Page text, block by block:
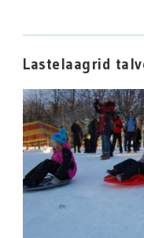
Lastelaagrid